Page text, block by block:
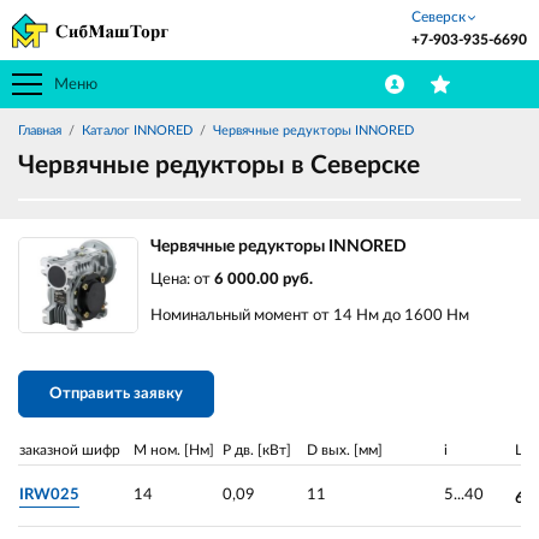
Меню
Северск
+7-903-935-6690
Главная Каталог INNORED Червячные редукторы INNORED
Червячные редукторы в Северске
Червячные редукторы INNORED
Цена: от 6 000.00 руб.
Номинальный момент от 14 Нм до 1600 Нм
Отправить заявку
заказной шифр М ном. [Нм] P дв. [кВт] D вых. [мм] i
IRW025 14 0,09 11 5...40 6